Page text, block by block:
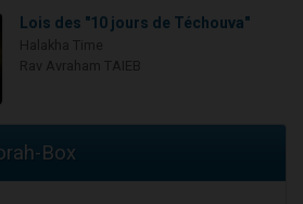
Lois des "10 jours de Téchouva"
Box